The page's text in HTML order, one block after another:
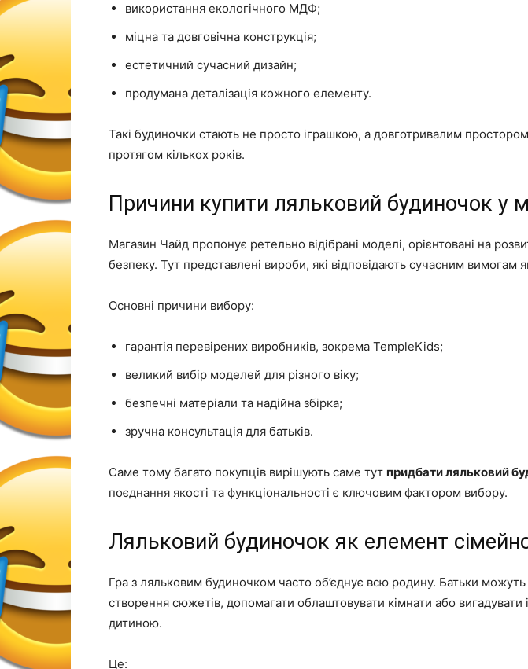
використання екологічного МДФ;
міцна та довговічна конструкція;
естетичний сучасний дизайн;
продумана деталізація кожного елементу.
Такі будиночки стають не просто іграшкою, а довготривалим
протягом кількох років.
Причини купити ляльковий будиночок у
Магазин Чайд пропонує ретельно відібрані моделі, орієнтовані на
безпеку. Тут представлені вироби, які відповідають сучасним вимогам
Основні причини вибору:
гарантія перевірених виробників, зокрема TempleKids;
великий вибір моделей для різного віку;
безпечні матеріали та надійна збірка;
зручна консультація для батьків.
Саме тому багато покупців вирішують саме тут придбати ляльковий
поєднання якості та функціональності є ключовим фактором вибору.
Ляльковий будиночок як елемент
Гра з ляльковим будиночком часто об’єднує всю родину. Батьки
створення сюжетів, допомагати облаштовувати кімнати або вигадувати
дитиною.
Це: